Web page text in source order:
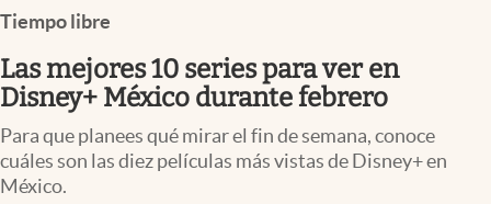
Pc y celular
Vida y estilo
Tiempo libre
Las mejores 10 series para ver en
Disney+ México durante febrero
Para que planees qué mirar el fin de semana, conoce
cuáles son las diez películas más vistas de Disney+ en
México.